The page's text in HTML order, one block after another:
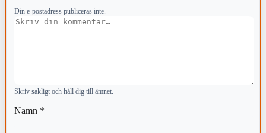
Din e-postadress publiceras inte.
Kommentar
Skriv sakligt och håll dig till ämnet.
Namn *